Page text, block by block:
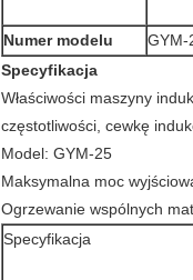
Numer modelu GYM-
Specyfikacja
Właściwości maszyny
częstotliwości, cewkę
Model: GYM-25
Maksymalna moc
Ogrzewanie wspólnych
Specyfikacja